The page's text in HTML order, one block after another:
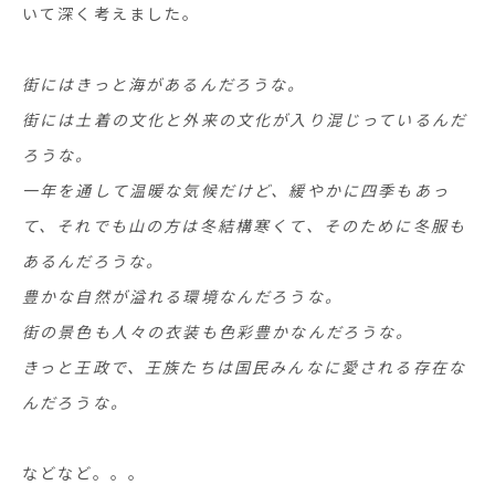
いて深く考えました。
街にはきっと海があるんだろうな。
街には土着の文化と外来の文化が入り混じっているんだ
ろうな。
一年を通して温暖な気候だけど、緩やかに四季もあっ
て、それでも山の方は冬結構寒くて、そのために冬服も
あるんだろうな。
豊かな自然が溢れる環境なんだろうな。
街の景色も人々の衣装も色彩豊かなんだろうな。
きっと王政で、王族たちは国民みんなに愛される存在な
んだろうな。
などなど。。。